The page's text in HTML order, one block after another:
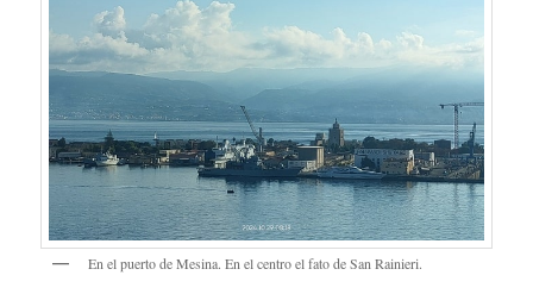
En el puerto de Mesina. En el centro el fato de San Rainieri.